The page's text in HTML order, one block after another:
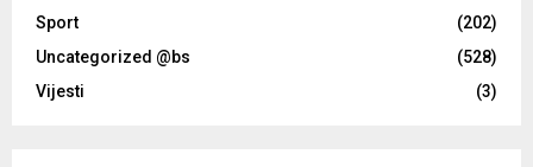
Sport
(202)
Uncategorized @bs
(528)
Vijesti
(3)